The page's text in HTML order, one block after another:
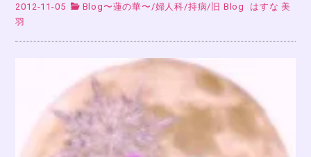
2012-11-05 Blog〜蓮の華〜 /婦人科/持病/旧 Blog
はすな 美
羽